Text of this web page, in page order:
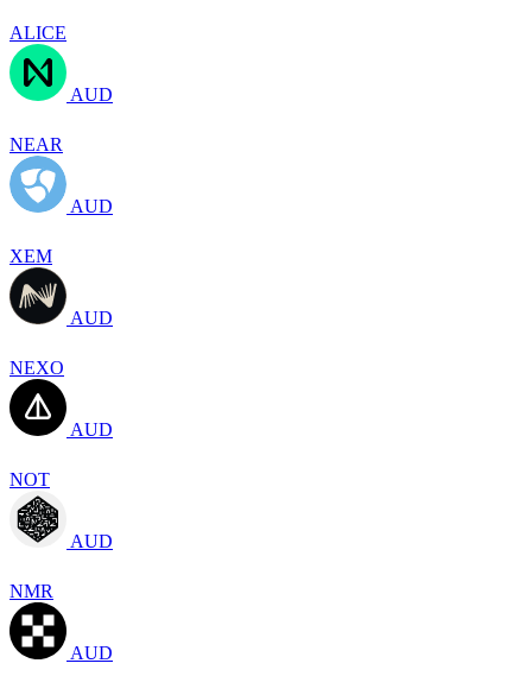
ALICE
AUD
NEAR
AUD
XEM
AUD
NEXO
AUD
NOT
AUD
NMR
AUD